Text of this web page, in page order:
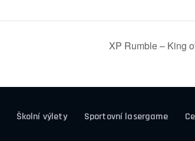
XP Rumble – King
Školní výlety Sportovní lasergame